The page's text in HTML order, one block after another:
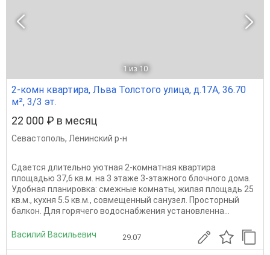
1 из 10
2-комн квартира, Льва Толстого улица, д.17А, 36.70
м², 3/3 эт.
22 000 ₽ в месяц
Севастополь, Ленинский р-н
Сдается длительно уютная 2-комнатная квартира
площадью 37,6 кв.м. на 3 этаже 3-этажного блочного дома.
Удобная планировка: смежные комнаты, жилая площадь 25
кв.м., кухня 5.5 кв.м., совмещенный санузел. Просторный
балкон. Для горячего водоснабжения установленна...
Василий Васильевич 29.07